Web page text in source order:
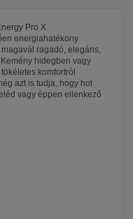
Pro X
energiahatékony
ragadó, elegáns,
hidegben vagy
komfortról
azt is tudja, hogy hol
vagy éppen ellenkező